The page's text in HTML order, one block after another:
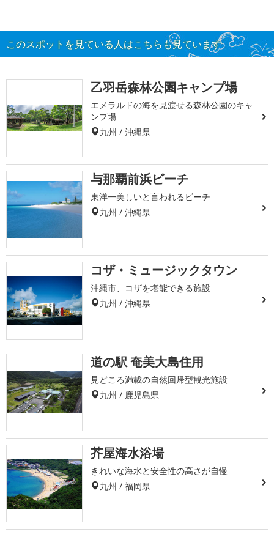
このスポットを見ている人はこちらも見ています
乙羽岳森林公園キャンプ場
エメラルドの海を見渡せる森林公園のキャ
ンプ場
九州 / 沖縄県
与那覇前浜ビーチ
東洋一美しいと言われるビーチ
九州 / 沖縄県
コザ・ミュージックタウン
沖縄市、コザを堪能できる施設
九州 / 沖縄県
道の駅 奄美大島住用
見どころ満載の自然回帰型観光施設
九州 / 鹿児島県
芥屋海水浴場
きれいな海水と安全性の高さが自慢
九州 / 福岡県